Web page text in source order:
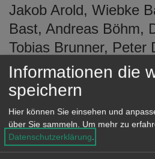
Jakob Arold, Wiebke
Bast, Andreas Böhm,
Tobias Brunner, Peter
Haschka, Eva Hoch,
Madlen Jäger, Mark
Kerger, Amelie Kiener,
Markus Maier, Simon
Johannes Raschke,
Informationen die
speichern
Hier können Sie einsehen und
über Sie sammeln.
Um mehr zu
Datenschutzerklärung